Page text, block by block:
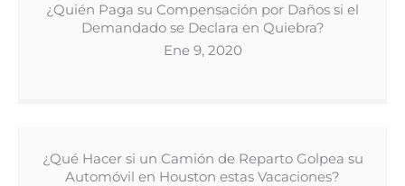
¿Quién Paga su Compensación por Daños si el
Demandado se Declara en Quiebra?
Ene 9, 2020
¿Qué Hacer si un Camión de Reparto Golpea su
Automóvil en Houston estas Vacaciones?